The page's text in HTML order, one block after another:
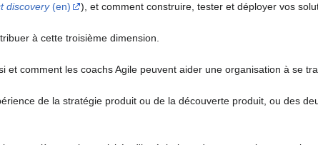
discovery(en) ), et comment construire, tester et déployer vos
à cette troisième dimension.
et comment les coachs Agile peuvent aider une organisation à se
de la stratégie produit ou de la découverte produit, ou des